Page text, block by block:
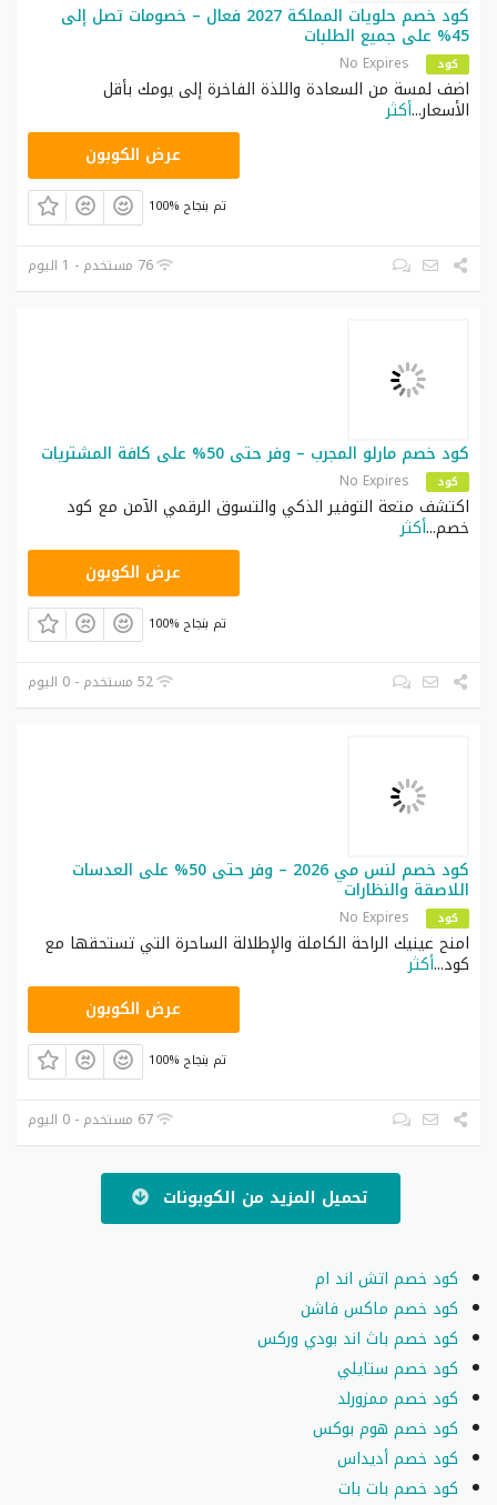
كود خصم حلويات المملكة 2027 فعال – خصومات تصل إلى
45% على جميع الطلبات
كود No Expires
اضف لمسة من السعادة واللذة الفاخرة إلى يومك بأقل
الأسعار...أكثر
عرض الكوبون
100% تم بنجاح
76 مستخدم - 1 اليوم
كود خصم مارلو المجرب – وفر حتى 50% على كافة المشتريات
كود No Expires
اكتشف متعة التوفير الذكي والتسوق الرقمي الآمن مع كود
خصم...أكثر
عرض الكوبون
100% تم بنجاح
52 مستخدم - 0 اليوم
كود خصم لنس مي 2026 – وفر حتى 50% على العدسات
اللاصقة والنظارات
كود No Expires
امنح عينيك الراحة الكاملة والإطلالة الساحرة التي تستحقها مع
كود...أكثر
عرض الكوبون
100% تم بنجاح
67 مستخدم - 0 اليوم
تحميل المزيد من الكوبونات
كود خصم اتش اند ام
كود خصم ماكس فاشن
كود خصم باث اند بودي وركس
كود خصم ستايلي
كود خصم ممزورلد
كود خصم هوم بوكس
كود خصم أديداس
كود خصم بات بات